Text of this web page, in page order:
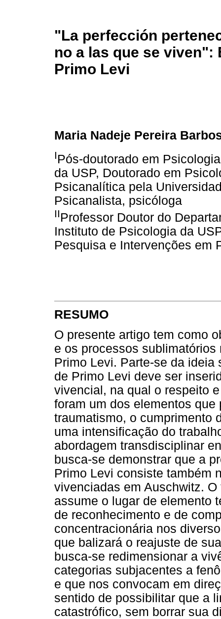
"La perfección
no a las que se
Primo Levi
Maria Nadeje Pereira
IPós-doutorado em
da USP, Doutorado em
Psicanalítica pela
Psicanalista, psicóloga
IIProfessor Doutor do
Instituto de Psicologia da
Pesquisa e Intervenções em
RESUMO
O presente artigo tem como
e os processos
Primo Levi. Parte-se da
de Primo Levi deve ser
vivencial, na qual o respeito
foram um dos elementos
traumatismo, o cumprimento
uma intensificação do
abordagem transdisciplinar
busca-se demonstrar que a
Primo Levi consiste também
vivenciadas em Auschwitz.
assume o lugar de elemento
de reconhecimento e de
concentracionária nos
que balizará o reajuste de
busca-se redimensionar a
categorias subjacentes a
e que nos convocam em
sentido de possibilitar que a
catastrófico, sem borrar sua